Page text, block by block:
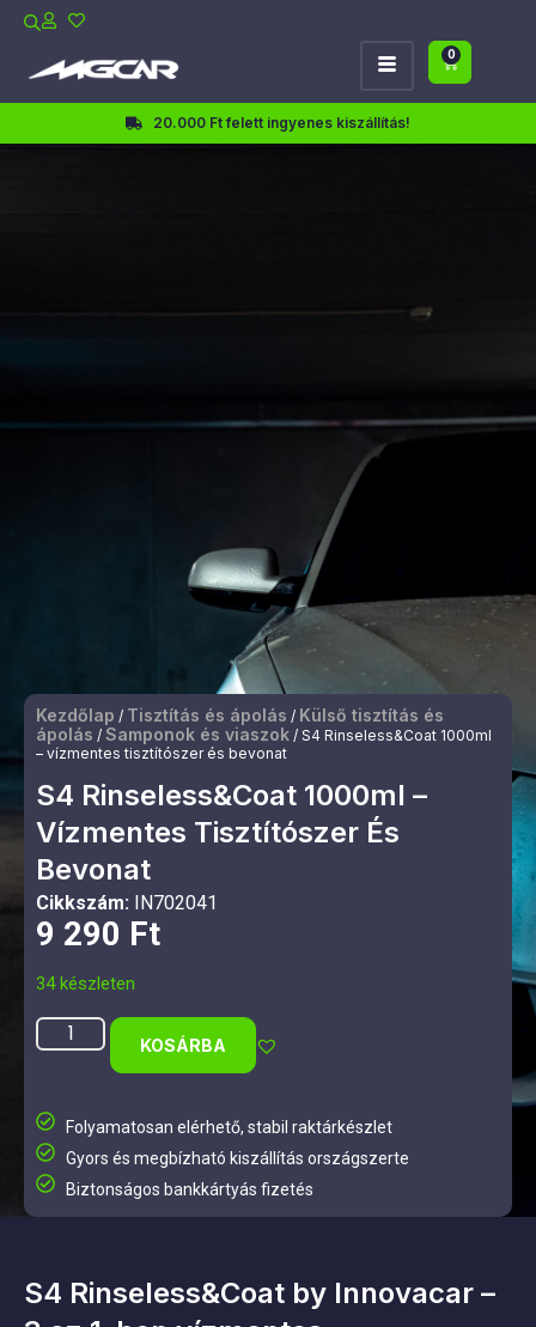
0
20.000 Ft felett ingyenes kiszállítás!
Kezdőlap / Tisztítás és ápolás / Külső tisztítás és
ápolás / Samponok és viaszok / S4 Rinseless&Coat 1000ml
– vízmentes tisztítószer és bevonat
S4 Rinseless&Coat 1000ml –
Vízmentes Tisztítószer És
Bevonat
Cikkszám: IN702041
9 290 Ft
34 készleten
KOSÁRBA
Folyamatosan elérhető, stabil raktárkészlet
Gyors és megbízható kiszállítás országszerte
Biztonságos bankkártyás fizetés
S4 Rinseless&Coat by Innovacar –